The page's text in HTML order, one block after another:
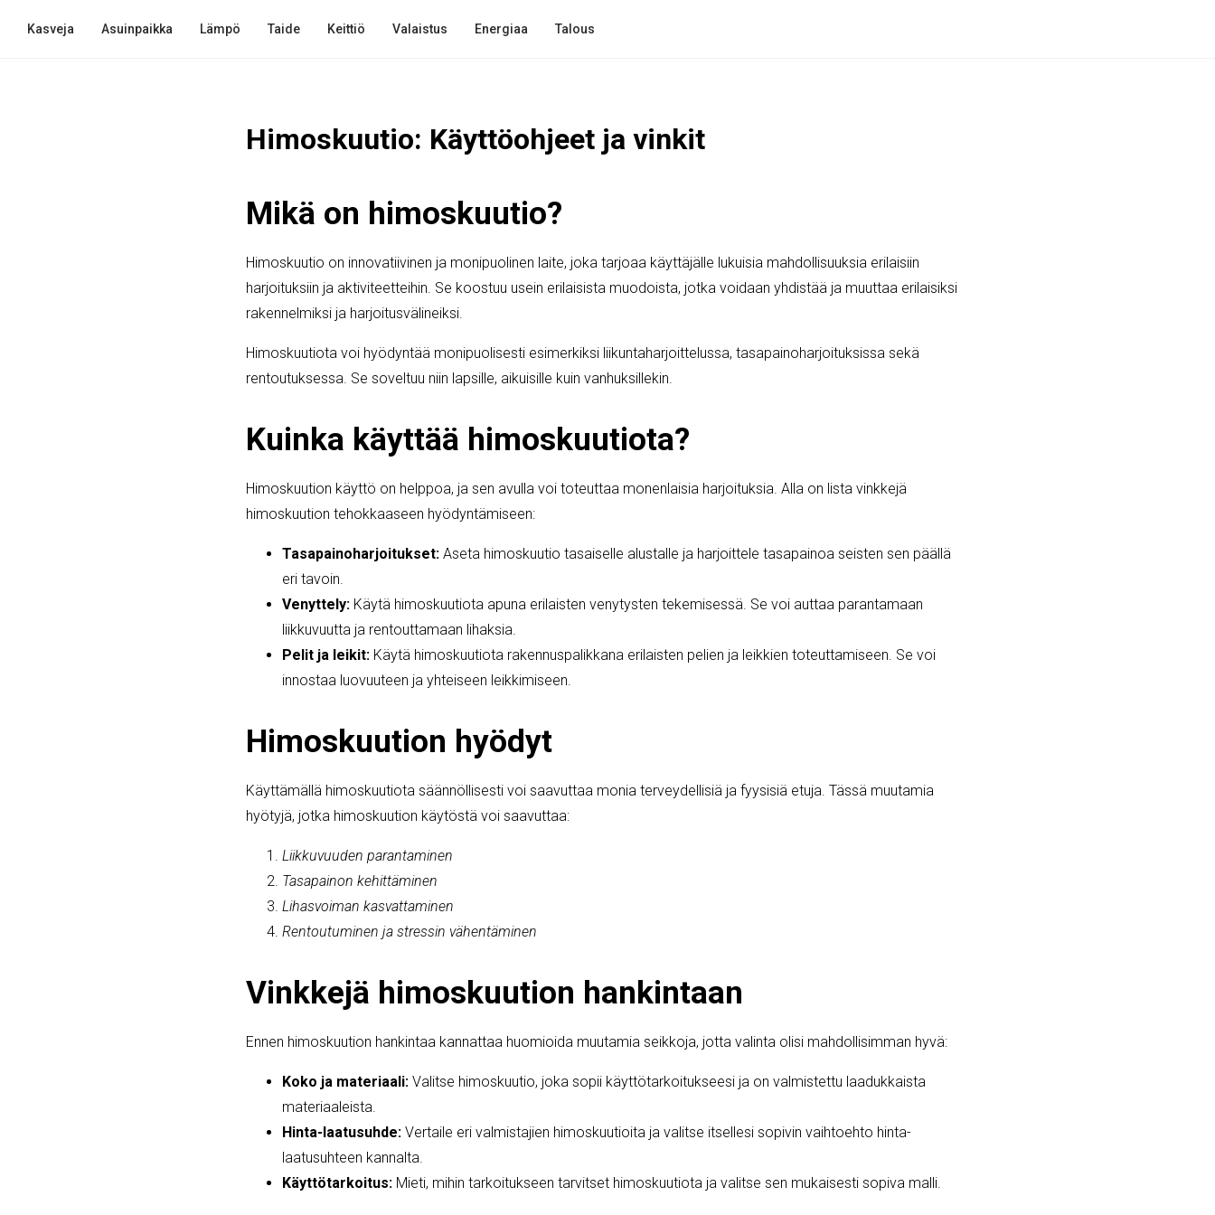
Kasveja Asuinpaikka Lämpö Taide Keittiö Valaistus Energiaa Talous
Himoskuutio: Käyttöohjeet ja vinkit
Mikä on himoskuutio?
Himoskuutio on innovatiivinen ja monipuolinen laite, joka tarjoaa käyttäjälle lukuisia mahdollisuuksia erilaisiin
harjoituksiin ja aktiviteetteihin. Se koostuu usein erilaisista muodoista, jotka voidaan yhdistää ja muuttaa erilaisiksi
rakennelmiksi ja harjoitusvälineiksi.
Himoskuutiota voi hyödyntää monipuolisesti esimerkiksi liikuntaharjoittelussa, tasapainoharjoituksissa sekä
rentoutuksessa. Se soveltuu niin lapsille, aikuisille kuin vanhuksillekin.
Kuinka käyttää himoskuutiota?
Himoskuution käyttö on helppoa, ja sen avulla voi toteuttaa monenlaisia harjoituksia. Alla on lista vinkkejä
himoskuution tehokkaaseen hyödyntämiseen:
Tasapainoharjoitukset: Aseta himoskuutio tasaiselle alustalle ja harjoittele tasapainoa seisten sen päällä
eri tavoin.
Venyttely: Käytä himoskuutiota apuna erilaisten venytysten tekemisessä. Se voi auttaa parantamaan
liikkuvuutta ja rentouttamaan lihaksia.
Pelit ja leikit: Käytä himoskuutiota rakennuspalikkana erilaisten pelien ja leikkien toteuttamiseen. Se voi
innostaa luovuuteen ja yhteiseen leikkimiseen.
Himoskuution hyödyt
Käyttämällä himoskuutiota säännöllisesti voi saavuttaa monia terveydellisiä ja fyysisiä etuja. Tässä muutamia
hyötyjä, jotka himoskuution käytöstä voi saavuttaa:
Liikkuvuuden parantaminen
Tasapainon kehittäminen
Lihasvoiman kasvattaminen
Rentoutuminen ja stressin vähentäminen
Vinkkejä himoskuution hankintaan
Ennen himoskuution hankintaa kannattaa huomioida muutamia seikkoja, jotta valinta olisi mahdollisimman hyvä:
Koko ja materiaali: Valitse himoskuutio, joka sopii käyttötarkoitukseesi ja on valmistettu laadukkaista
materiaaleista.
Hinta-laatusuhde: Vertaile eri valmistajien himoskuutioita ja valitse itsellesi sopivin vaihtoehto hinta-
laatusuhteen kannalta.
Käyttötarkoitus: Mieti, mihin tarkoitukseen tarvitset himoskuutiota ja valitse sen mukaisesti sopiva malli.